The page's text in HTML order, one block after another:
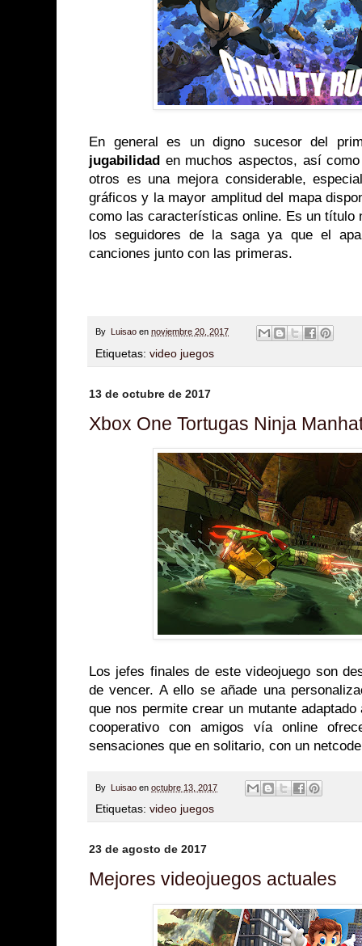
En general es un digno sucesor del
jugabilidad en muchos aspectos, así
otros es una mejora considerable,
gráficos y la mayor amplitud del mapa
como las características online. Es un título
los seguidores de la saga ya que el
canciones junto con las primeras.
By Luisao en noviembre 20, 2017
Etiquetas: video juegos
13 de octubre de 2017
Xbox One Tortugas Ninja
Los jefes finales de este videojuego son
de vencer. A ello se añade una
que nos permite crear un mutante
cooperativo con amigos vía online
sensaciones que en solitario, con un
By Luisao en octubre 13, 2017
Etiquetas: video juegos
23 de agosto de 2017
Mejores videojuegos actuales